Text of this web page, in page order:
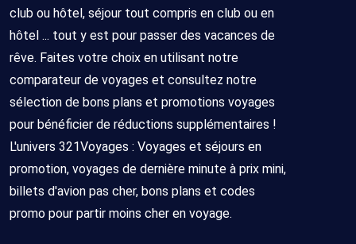
club ou hôtel, séjour tout compris en club ou en
hôtel ... tout y est pour passer des vacances de
rêve. Faites votre choix en utilisant notre
comparateur de voyages et consultez notre
sélection de bons plans et promotions voyages
pour bénéficier de réductions supplémentaires !
L'univers 321Voyages : Voyages et séjours en
promotion, voyages de dernière minute à prix mini,
billets d'avion pas cher, bons plans et codes
promo pour partir moins cher en voyage.